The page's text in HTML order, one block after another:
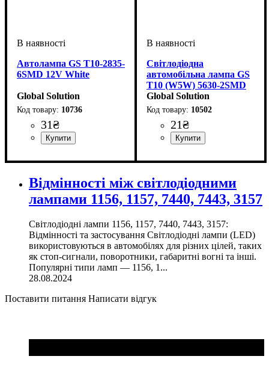
Автолампа GS T10-2835-
6SMD 12V White
Global Solution
10736
31₴
Габаритні вогні
2835SMD
SMD
Світлодіодна
автомобільна лампа GS
T10 (W5W) 5630-2SMD
12V White
Global Solution
10502
21₴
Габаритні вогні
5630SMD
SMD
Відмінності між світлодіодними
лампами 1156, 1157, 7440, 7443, 3157
Світлодіодні лампи 1156, 1157, 7440, 7443, 3157:
Відмінності та застосування Світлодіодні лампи (LED)
використовуються в автомобілях для різних цілей, таких
як стоп-сигнали, поворотники, габаритні вогні та інші.
Популярні типи ламп — 1156, 1...
28.08.2024
Поставити питання Написати відгук